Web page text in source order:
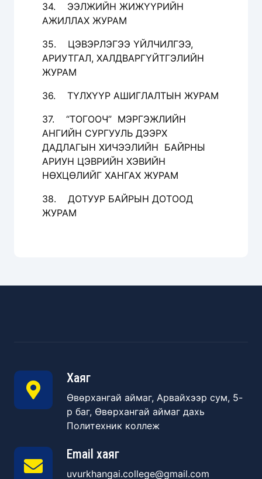
34. ЭЭЛЖИЙН ЖИЖҮҮРИЙН
АЖИЛЛАХ ЖУРАМ
35. ЦЭВЭРЛЭГЭЭ ҮЙЛЧИЛГЭЭ,
АРИУТГАЛ, ХАЛДВАРГҮЙТГЭЛИЙН
ЖУРАМ
36. ТҮЛХҮҮР АШИГЛАЛТЫН ЖУРАМ
37. “ТОГООЧ” МЭРГЭЖЛИЙН
АНГИЙН СУРГУУЛЬ ДЭЭРХ
ДАДЛАГЫН ХИЧЭЭЛИЙН БАЙРНЫ
АРИУН ЦЭВРИЙН ХЭВИЙН
НӨХЦӨЛИЙГ ХАНГАХ ЖУРАМ
38. ДОТУУР БАЙРЫН ДОТООД
ЖУРАМ
Хаяг
Өвөрхангай аймаг, Арвайхээр сум, 5-
р баг, Өвөрхангай аймаг дахь
Политехник коллеж
Email хаяг
uvurkhangai.college@gmail.com